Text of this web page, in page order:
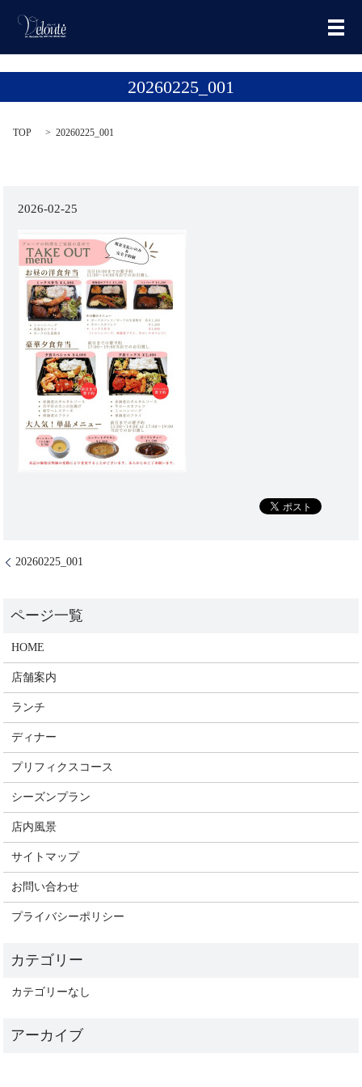
メ
20260225_001
TOP 20260225_001
2026-02-25
20260225_001
HOME
店舗案内
ランチ
ディナー
プリフィクスコース
シーズンプラン
店内風景
サイトマップ
お問い合わせ
プライバシーポリシー
カテゴリーなし